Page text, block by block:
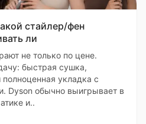
стайлер/фен
ли
не только по цене.
быстрая сушка,
полноценная укладка с
Dyson обычно выигрывает в
и..